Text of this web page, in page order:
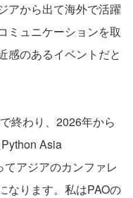
アから出て海外で活躍
ミュニケーションを取
感のあるイベントだと
終わり、2026年から
Asia
アジアのカンファレ
なります。私はPAOの